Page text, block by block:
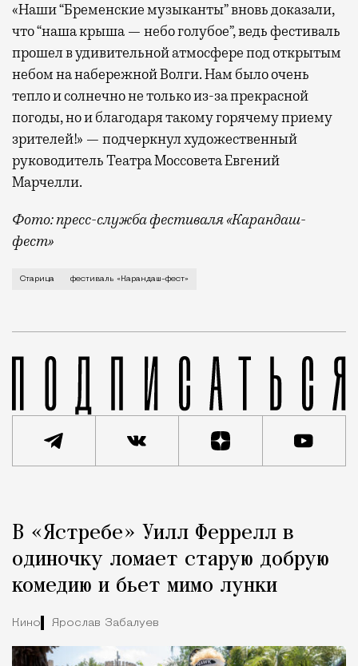
«Наши “Бременские музыканты” вновь доказали,
что “наша крыша — небо голубое”, ведь фестиваль
прошел в удивительной атмосфере под открытым
небом на набережной Волги. Нам было очень
тепло и солнечно не только из-за прекрасной
погоды, но и благодаря такому горячему приему
зрителей!» — подчеркнул художественный
руководитель Театра Моссовета Евгений
Марчелли.
Фото: пресс-служба фестиваля «Карандаш-
фест»
В минувший уикенд маленькая Старица в
Старица фестиваль «Карандаш-фест»
Город
В «Ястребе» Уилл Феррелл в
одиночку ломает старую добрую
комедию и бьет мимо лунки
Кино Ярослав Забалуев